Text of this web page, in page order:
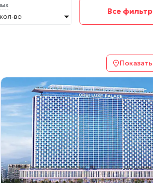
во
Все